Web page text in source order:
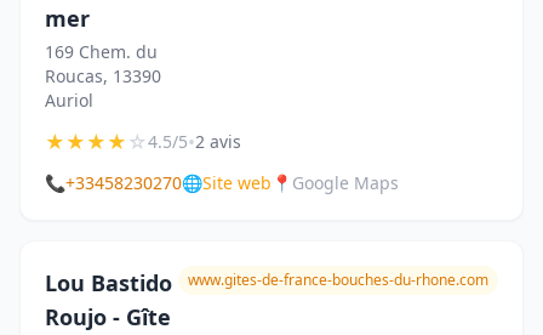
mer
169 Chem. du
Roucas, 13390
Auriol
★★★★☆4.5/5•2 avis
📞+33458230270🌐Site web 📍 Google Maps
Lou Bastido
Roujo - Gîte
www.gites-de-france-bouches-du-rhone.com